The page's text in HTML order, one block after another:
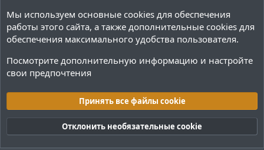
Cookies Тёмная (2020)
Русский (RU)
Обратная связь
Условия и правила
Политика конфиденциальности
Помощь
R
Мы используем основные cookies для обеспечения
работы этого сайта, а также дополнительные cookies для
обеспечения максимального удобства пользователя.
Посмотрите дополнительную информацию и настройте
свои предпочтения
Принять все файлы cookie
Отклонить необязательные cookie